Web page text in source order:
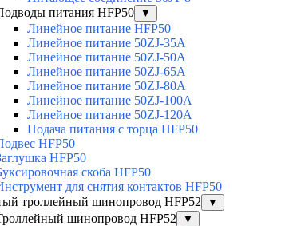
питания HFP50
▼
Линейное питание HFP50
Линейное питание 50ZJ-35A
Линейное питание 50ZJ-50A
Линейное питание 50ZJ-65A
Линейное питание 50ZJ-80A
Линейное питание 50ZJ-100A
Линейное питание 50ZJ-120A
Подача питания с торца HFP50
HFP50
HFP50
скоба HFP50
для снятия контактов HFP50
троллейный шинопровод HFP52
▼
шинопровод HFP52 ▼